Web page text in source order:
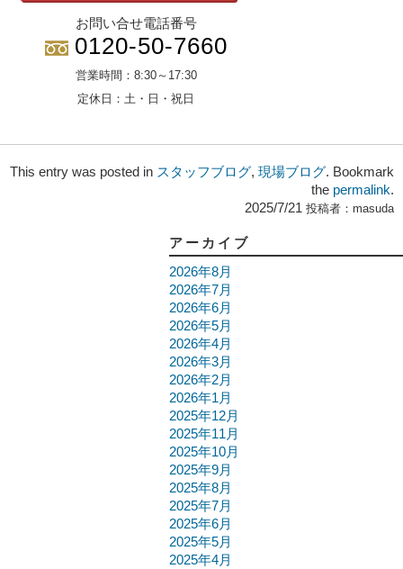
お問い合せ電話番号
0120-50-7660
営業時間： 8:30～17:30
定休日：土・日・祝日
This entry was posted in スタッフブログ, 現場ブログ. Bookmark
the permalink.
2025/7/21 投稿者： masuda
アーカイブ
2026年8月
2026年7月
2026年6月
2026年5月
2026年4月
2026年3月
2026年2月
2026年1月
2025年12月
2025年11月
2025年10月
2025年9月
2025年8月
2025年7月
2025年6月
2025年5月
2025年4月